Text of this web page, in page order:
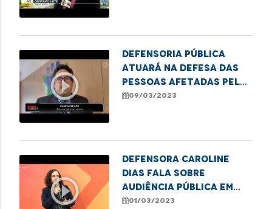
play_circle_outline
Defensoria Pública
atuará na defesa das
pessoas afetadas pelo
incêndio em shopping de
09/03/2023
play_circle_outline
Defensora Caroline
Dias fala sobre
audiência pública em
alusão ao Dia
01/03/2023